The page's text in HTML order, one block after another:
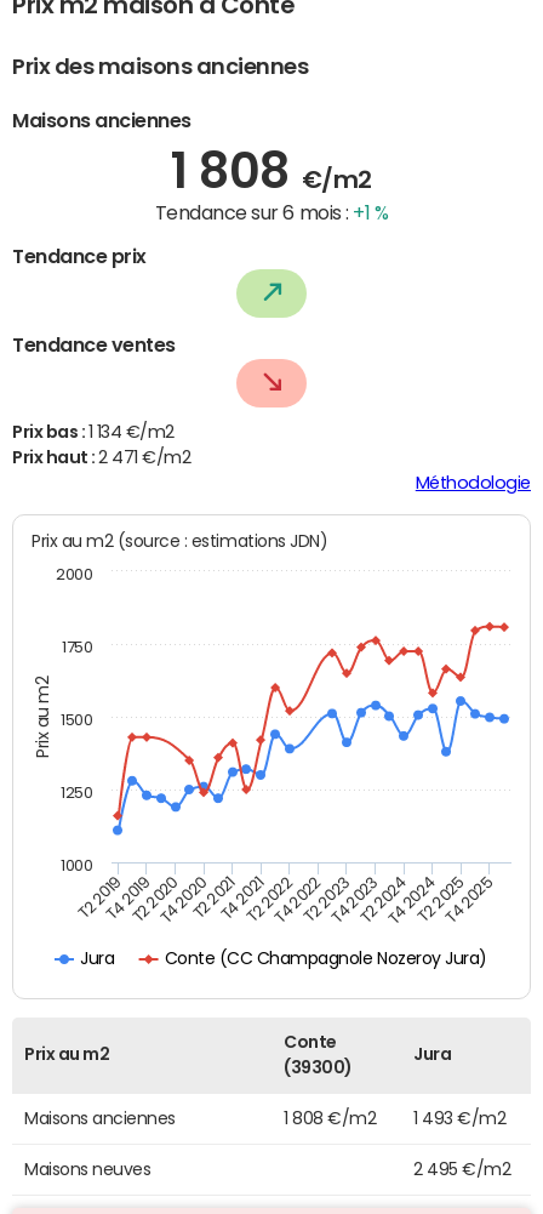
Prix m2 maison à Conte
Prix des maisons anciennes
Maisons anciennes
1 808 €/m2
Tendance sur 6 mois : +1 %
Tendance prix
Tendance ventes
Prix bas :
1 134 €/m2
Prix haut :2 471 €/m2
Méthodologie
Prix au m2
Prix au m2 (source : estimations JDN)
Jura Conte (CC Champagnole Nozeroy Jura)
T2 2019T4 2019T2 2020T4 2020T2 2021T4 2021T2 2022T4 2022T2 2023T4 2023T2 2024T4 2024T2 2025T4 2025
1000
2000
1250
1500
1750
Prix au m2
Conte
(39300)
Jura
Maisons anciennes 1 808 €/m2 1 493 €/m2
Maisons neuves 2 495 €/m2